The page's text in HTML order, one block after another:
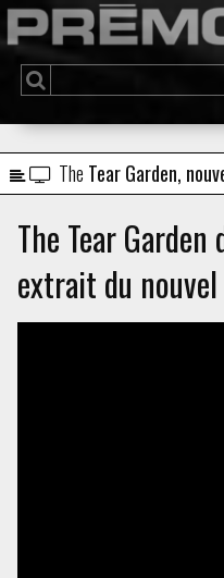
The Tear Garden,
The Tear
extrait du